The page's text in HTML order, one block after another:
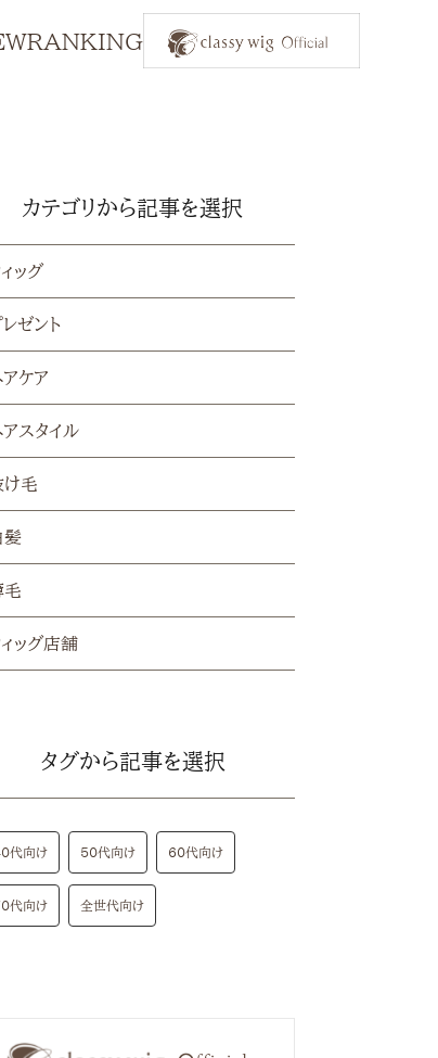
RANKING
カテゴリから記事を選択
ッグ
ゼント
アケア
アスタイル
け毛
髪
毛
ィッグ店舗
タグから記事を選択
代向け 50代向け 60代向け
代向け 全世代向け